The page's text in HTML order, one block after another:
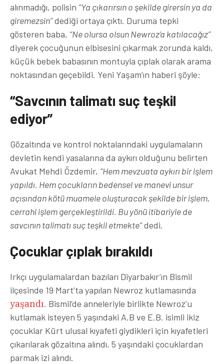
alınmadığı, polisin “Ya çıkarırsın o şekilde girersin ya da
giremezsin”dediği ortaya çıktı. Duruma tepki
gösteren baba, “Ne olursa olsun Newroz’a katılacağız”
diyerek çocuğunun elbisesini çıkarmak zorunda kaldı,
küçük bebek babasının montuyla çıplak olarak arama
noktasından geçebildi. Yeni Yaşam’ın haberi şöyle:
“Savcının talimatı suç teşkil
ediyor”
Gözaltında ve kontrol noktalarındaki uygulamaların
devletin kendi yasalarına da aykırı olduğunu belirten
Avukat Mehdi Özdemir, “Hem mevzuata aykırı bir işlem
yapıldı. Hem çocukların bedensel ve manevi unsur
açısından kötü muamele oluşturacak şekilde bir işlem,
cerrahi işlem gerçekleştirildi. Bu yönü itibariyle de
savcının talimatı suç teşkil etmekte”dedi.
Çocuklar çıplak bırakıldı
Irkçı uygulamalardan bazıları Diyarbakır’ın Bismil
ilçesinde 19 Mart’ta yapılan Newroz kutlamasında
yaşandı. Bismil’de anneleriyle birlikte Newroz’u
kutlamak isteyen 5 yaşındaki A.B ve E.B. isimli ikiz
çocuklar Kürt ulusal kıyafeti giydikleri için kıyafetleri
çıkarılarak gözaltına alındı, 5 yaşındaki çocuklardan
parmak izi alındı.